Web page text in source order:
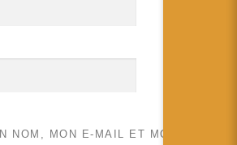
NOM, MON E-MAIL ET MON SITE